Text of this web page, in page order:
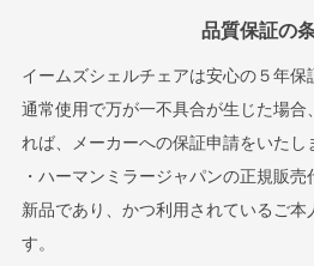
品質保証の
イームズシェルチェアは安心の５年保
通常使用で万が一不具合が生じた場合
れば、メーカーへの保証申請をいたし
・ハーマンミラージャパンの正規販
新品であり、かつ利用されているご
す。